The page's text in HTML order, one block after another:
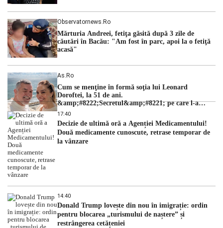
Observatornews.ro
Mărturia Andreei, fetiţa găsită după 3 zile de
căutări în Bacău: "Am fost în parc, apoi la o fetiţă
acasă"
As.ro
Cum se menţine în formă soţia lui Leonard
Doroftei, la 51 de ani.
&amp;#8222;Secretul&amp;#8221; pe care l-a
dezvăluit
17:40
Decizie de ultimă oră a Agenției Medicamentului!
Două medicamente cunoscute, retrase temporar de
la vânzare
14:40
Donald Trump lovește din nou în imigrație: ordin
pentru blocarea „turismului de naștere” și
restrângerea cetățeniei